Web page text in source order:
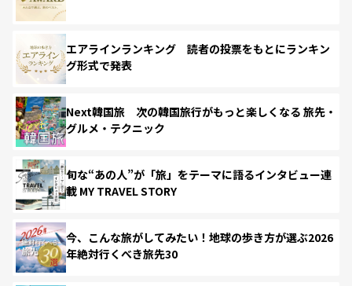
エアラインランキング 読者の投票をもとにランキン
グ形式で発表
Next韓国旅 次の韓国旅行がもっと楽しくなる 旅先・
グルメ・テクニック
旬な“あの人”が「旅」をテーマに語るインタビュー連
載 MY TRAVEL STORY
今、こんな旅がしてみたい！地球の歩き方が選ぶ2026
年絶対行くべき旅先30